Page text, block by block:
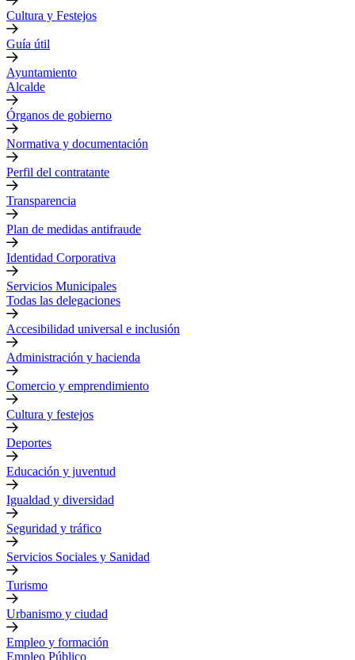
Cultura y Festejos
Guía útil
Ayuntamiento
Alcalde
Órganos de gobierno
Normativa y documentación
Perfil del contratante
Transparencia
Plan de medidas antifraude
Identidad Corporativa
Servicios Municipales
Todas las delegaciones
Accesibilidad universal e inclusión
Administración y hacienda
Comercio y emprendimiento
Cultura y festejos
Deportes
Educación y juventud
Igualdad y diversidad
Seguridad y tráfico
Servicios Sociales y Sanidad
Turismo
Urbanismo y ciudad
Empleo y formación
Empleo Público